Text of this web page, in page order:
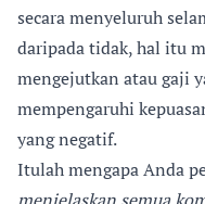
secara menyeluruh
daripada tidak, hal itu
mengejutkan atau gaji
mempengaruhi
yang negatif.
Itulah mengapa Anda